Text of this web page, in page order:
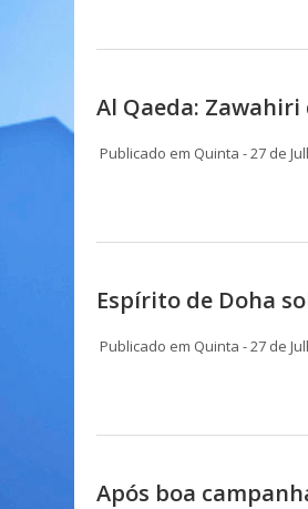
Al Qaeda:
Publicado em Quinta - 27 de
Espírito de Doha
Publicado em Quinta - 27 de
Após boa